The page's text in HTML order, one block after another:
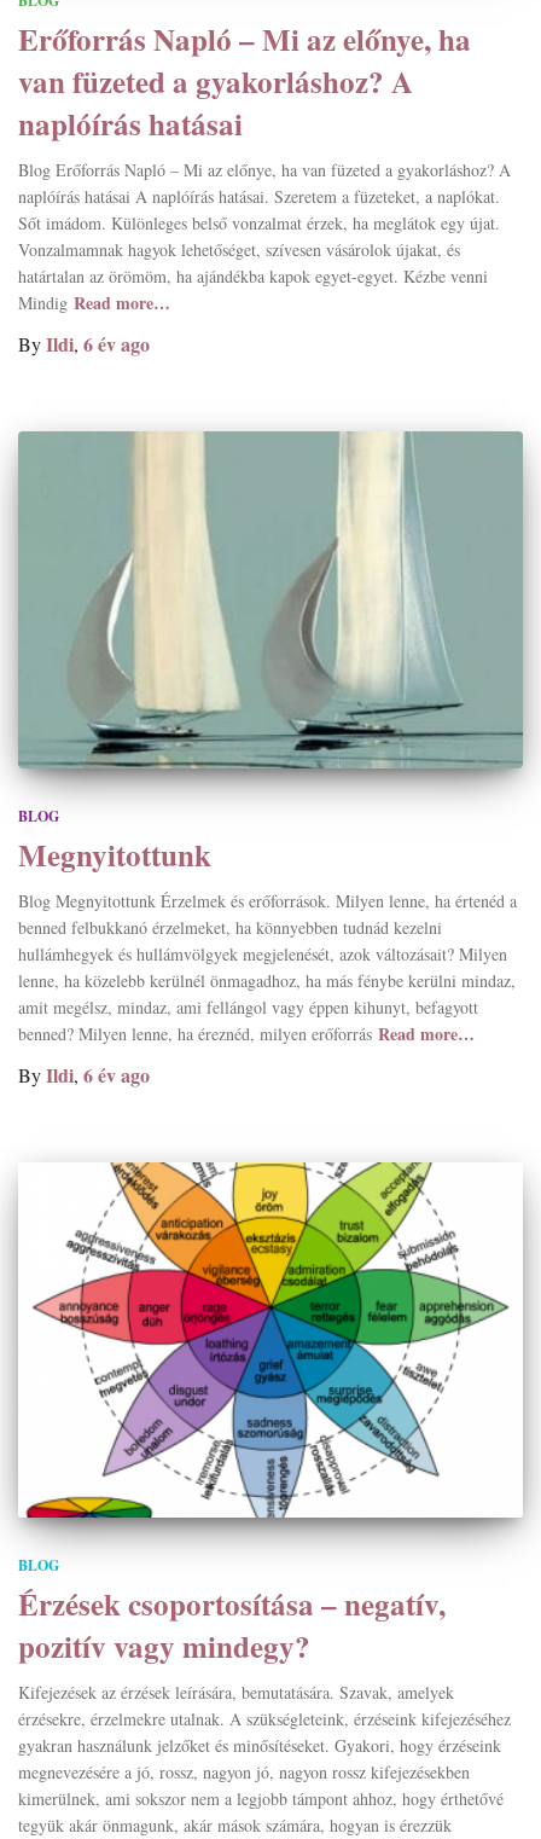
Erőforrás Napló – Mi az előnye, ha
van füzeted a gyakorláshoz? A
naplóírás hatásai
Blog Erőforrás Napló – Mi az előnye, ha van füzeted a gyakorláshoz? A
naplóírás hatásai A naplóírás hatásai. Szeretem a füzeteket, a naplókat.
Sőt imádom. Különleges belső vonzalmat érzek, ha meglátok egy újat.
Vonzalmamnak hagyok lehetőséget, szívesen vásárolok újakat, és
határtalan az örömöm, ha ajándékba kapok egyet-egyet. Kézbe venni
Mindig Read more…
ByIldi, 6 évago
BLOG
Megnyitottunk
Blog Megnyitottunk Érzelmek és erőforrások. Milyen lenne, ha értenéd a
benned felbukkanó érzelmeket, ha könnyebben tudnád kezelni
hullámhegyek és hullámvölgyek megjelenését, azok változásait? Milyen
lenne, ha közelebb kerülnél önmagadhoz, ha más fénybe kerülni mindaz,
amit megélsz, mindaz, ami fellángol vagy éppen kihunyt, befagyott
benned? Milyen lenne, ha éreznéd, milyen erőforrás Read more…
ByIldi, 6 évago
BLOG
Érzések csoportosítása – negatív,
pozitív vagy mindegy?
Kifejezések az érzések leírására, bemutatására. Szavak, amelyek
érzésekre, érzelmekre utalnak. A szükségleteink, érzéseink kifejezéséhez
gyakran használunk jelzőket és minősítéseket. Gyakori, hogy érzéseink
megnevezésére a jó, rossz, nagyon jó, nagyon rossz kifejezésekben
kimerülnek, ami sokszor nem a legjobb támpont ahhoz, hogy érthetővé
tegyük akár önmagunk, akár mások számára, hogyan is érezzük